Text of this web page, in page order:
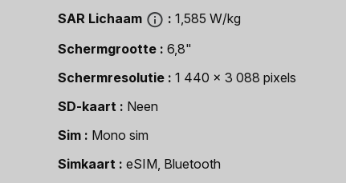
SAR Lichaam
1,585 W/kg
Schermgrootte
6,8"
Schermresolutie
1 440 x 3 088 pixels
SD-kaart
Neen
Sim
Mono sim
Simkaart
eSIM, Bluetooth